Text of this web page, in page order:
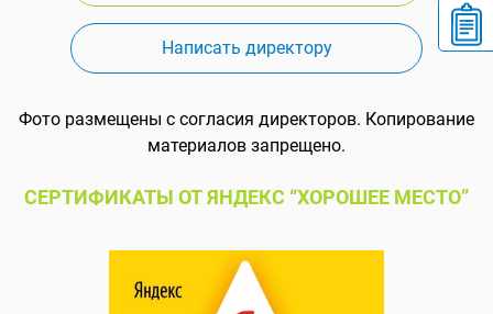
Написать директору
Фото размещены с согласия директоров. Копирование
материалов запрещено.
СЕРТИФИКАТЫ ОТ ЯНДЕКС “ХОРОШЕЕ МЕСТО”